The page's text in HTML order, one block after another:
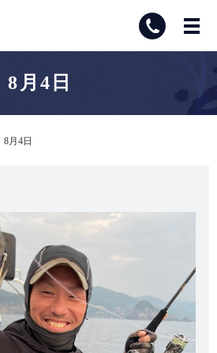
8月4日
8月4日